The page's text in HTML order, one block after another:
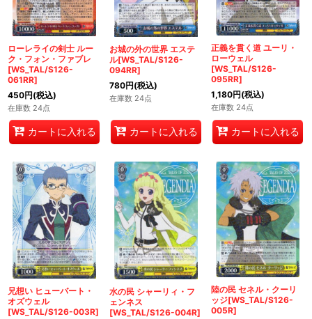
ローレライの剣士 ルー
ク・フォン・ファブレ
[WS_TAL/S126-
061RR]
450円(税込)
在庫数 24点
カートに入れる
お城の外の世界 エステ
ル[WS_TAL/S126-
094RR]
780円(税込)
在庫数 24点
カートに入れる
正義を貫く道 ユーリ・
ローウェル
[WS_TAL/S126-
095RR]
1,180円(税込)
在庫数 24点
カートに入れる
兄想い ヒューバート・
オズウェル
[WS_TAL/S126-003R]
水の民 シャーリィ・フ
ェンネス
[WS_TAL/S126-004R]
陸の民 セネル・クーリ
ッジ[WS_TAL/S126-
005R]